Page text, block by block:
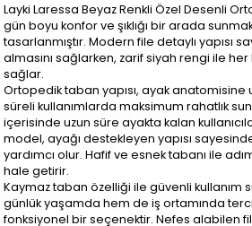
Layki Laressa Beyaz Renkli Özel Desenli
gün boyu konfor ve şıklığı bir arada
tasarlanmıştır. Modern file detaylı yapısı
almasını sağlarken, zarif siyah rengi ile
sağlar.
Ortopedik taban yapısı, ayak anatomisine
süreli kullanımlarda maksimum rahatlık
içerisinde uzun süre ayakta kalan
model, ayağı destekleyen yapısı
yardımcı olur. Hafif ve esnek tabanı ile
hale getirir.
Kaymaz taban özelliği ile güvenli kullanım
günlük yaşamda hem de iş ortamında
fonksiyonel bir seçenektir. Nefes alabilen